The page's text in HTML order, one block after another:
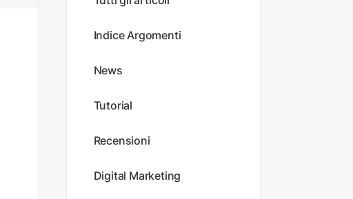
Indice Argomenti
News
Tutorial
Recensioni
Digital Marketing